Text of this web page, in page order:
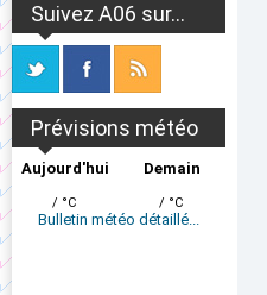
Suivez A06 sur...
Prévisions météo
Aujourd'hui
/ °C
Demain
/ °C
Bulletin météo détaillé...